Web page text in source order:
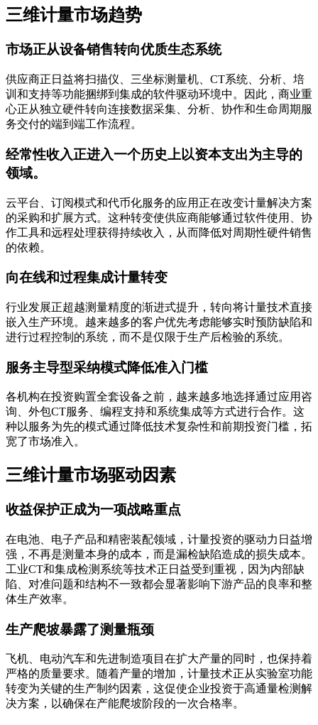
三维计量市场趋势
市场正从设备销售转向优质生态系统
供应商正日益将扫描仪、三坐标测量机、CT系统、分析、培
训和支持等功能捆绑到集成的软件驱动环境中。因此，商业重
心正从独立硬件转向连接数据采集、分析、协作和生命周期服
务交付的端到端工作流程。
经常性收入正进入一个历史上以资本支出为主导的
领域。
云平台、订阅模式和代币化服务的应用正在改变计量解决方案
的采购和扩展方式。这种转变使供应商能够通过软件使用、协
作工具和远程处理获得持续收入，从而降低对周期性硬件销售
的依赖。
向在线和过程集成计量转变
行业发展正超越测量精度的渐进式提升，转向将计量技术直接
嵌入生产环境。越来越多的客户优先考虑能够实时预防缺陷和
进行过程控制的系统，而不是仅限于生产后检验的系统。
服务主导型采纳模式降低准入门槛
各机构在投资购置全套设备之前，越来越多地选择通过应用咨
询、外包CT服务、编程支持和系统集成等方式进行合作。这
种以服务为先的模式通过降低技术复杂性和前期投资门槛，拓
宽了市场准入。
三维计量市场驱动因素
收益保护正成为一项战略重点
在电池、电子产品和精密装配领域，计量投资的驱动力日益增
强，不再是测量本身的成本，而是漏检缺陷造成的损失成本。
工业CT和集成检测系统等技术正日益受到重视，因为内部缺
陷、对准问题和结构不一致都会显著影响下游产品的良率和整
体生产效率。
生产爬坡暴露了测量瓶颈
飞机、电动汽车和先进制造项目在扩大产量的同时，也保持着
严格的质量要求。随着产量的增加，计量技术正从实验室功能
转变为关键的生产制约因素，这促使企业投资于高通量检测解
决方案，以确保在产能爬坡阶段的一次合格率。